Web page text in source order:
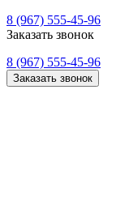
8 (967) 555-45-96
Заказать звонок
8 (967) 555-45-96
Заказать звонок